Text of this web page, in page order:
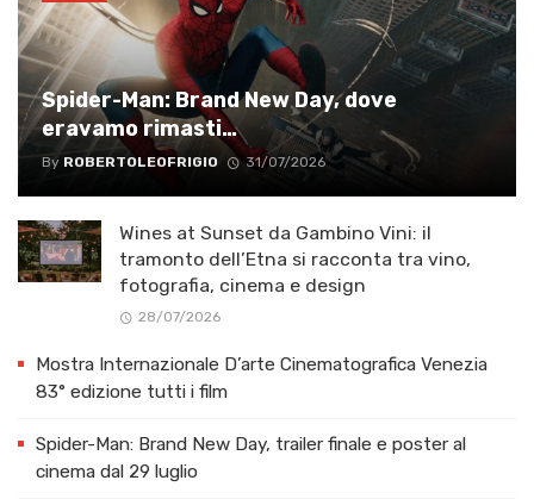
Spider-Man: Brand New Day, dove
eravamo rimasti…
By ROBERTOLEOFRIGIO 31/07/2026
Wines at Sunset da Gambino Vini: il
tramonto dell’Etna si racconta tra vino,
fotografia, cinema e design
28/07/2026
Mostra Internazionale D’arte Cinematografica Venezia
83° edizione tutti i film
Spider-Man: Brand New Day, trailer finale e poster al
cinema dal 29 luglio